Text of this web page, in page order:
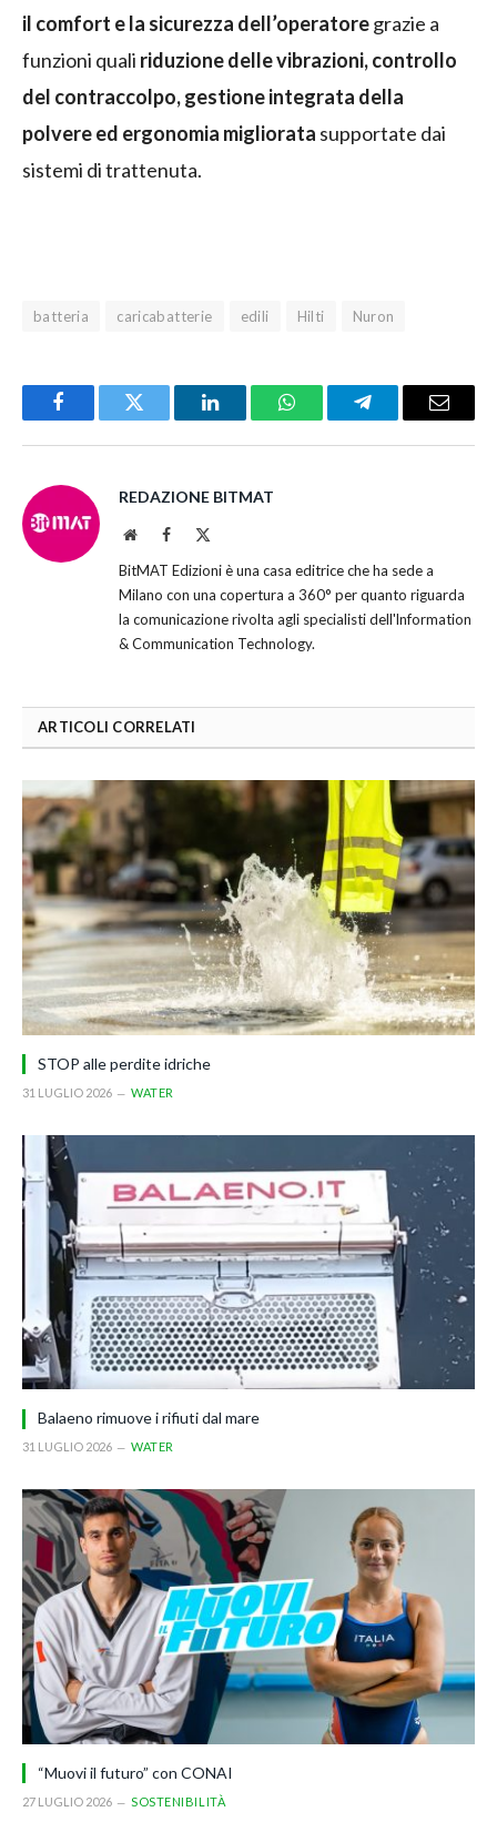
il comfort e la sicurezza dell’operatoregrazie a
funzioni quali riduzione delle vibrazioni, controllo
del contraccolpo, gestione integrata della
polvere ed ergonomia migliorata supportate dai
sistemi di trattenuta.
batteria caricabatterie edili Hilti Nuron
FacebookTwitter LinkedInWhatsAppTelegramEmail
REDAZIONE BITMAT
WebsiteFacebook
BitMAT Edizioni è una casa editrice che ha sede a
Milano con una copertura a 360° per quanto riguarda
la comunicazione rivolta agli specialisti dell'lnformation
& Communication Technology.
ARTICOLI CORRELATI
STOP alle perdite idriche
31 LUGLIO 2026 WATER
Balaeno rimuove i rifiuti dal mare
31 LUGLIO 2026 WATER
“Muovi il futuro” con CONAI
27 LUGLIO 2026 SOSTENIBILITÀ